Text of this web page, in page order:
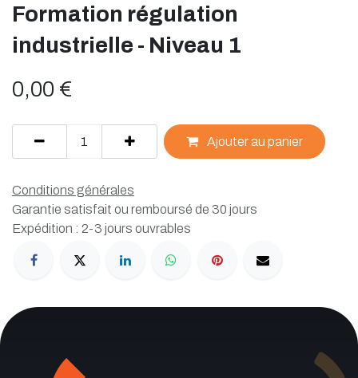
Formation régulation
industrielle - Niveau 1
0,00 €
Ajouter au panier
Conditions générales
Garantie satisfait ou remboursé de 30 jours
Expédition : 2-3 jours ouvrables